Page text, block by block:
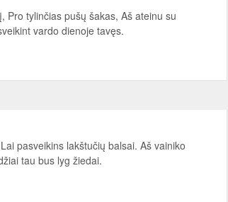
Pro tylinčias pušų šakas, Aš ateinu su
vardo dienoje tavęs.
pasveikins lakštučių balsai. Aš vainiko
tau bus lyg žiedai.